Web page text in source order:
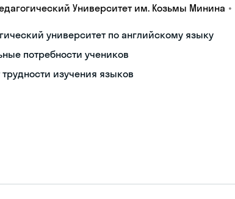
Университет им. Козьмы Минина •
университет по английскому языку
потребности учеников
изучения языков